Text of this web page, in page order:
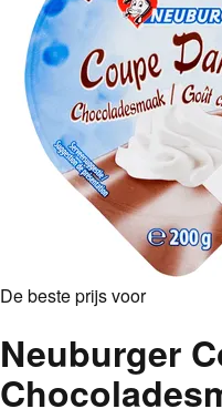
De beste prijs voor
Neuburger